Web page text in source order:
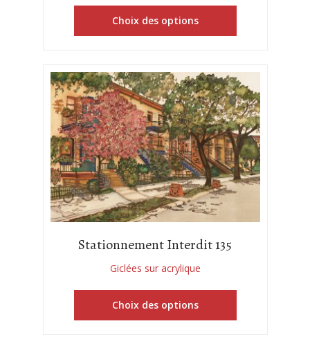
Choix des options
Stationnement Interdit 135
Giclées sur acrylique
Choix des options